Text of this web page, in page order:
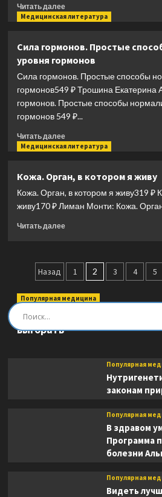
в
Викторианскую
Читать далееПрочитать
больше
новый
мозг.
Как
избавиться
тумана
в
обрести
острый
и
естественными
методами
Медицинская литература
Сила гормонов. Простые
уровня гормонов
Сила гормонов. Простые способы
гормонов549 ₽ Трошина Екатерина
гормонов. Простые способы
гормонов 549 ₽...
Читать далееПрочитать
больше
гормонов.
Простые
способы
уровня
Медицинская литература
Кожа. Орган, в котором я живу
Кожа. Орган, в котором я живу319 ₽
живу170 ₽ Лиман Монти: Кожа.
Читать далееПрочитать
Орган,
в
котором
я
Пагинация
записей
Назад 1 2 3 4 5
Популярная медицина
Быть врачом. Как
выгорать
Популярная
законам
Популярная
В здравом
Программа
болезни
Популярная
Видеть